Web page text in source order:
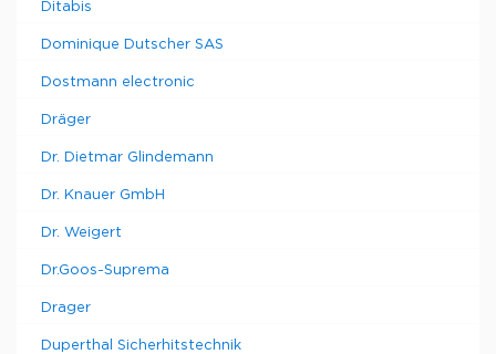
Ditabis
Dominique Dutscher SAS
Dostmann electronic
Dräger
Dr. Dietmar Glindemann
Dr. Knauer GmbH
Dr. Weigert
Dr.Goos-Suprema
Drager
Duperthal Sicherhitstechnik